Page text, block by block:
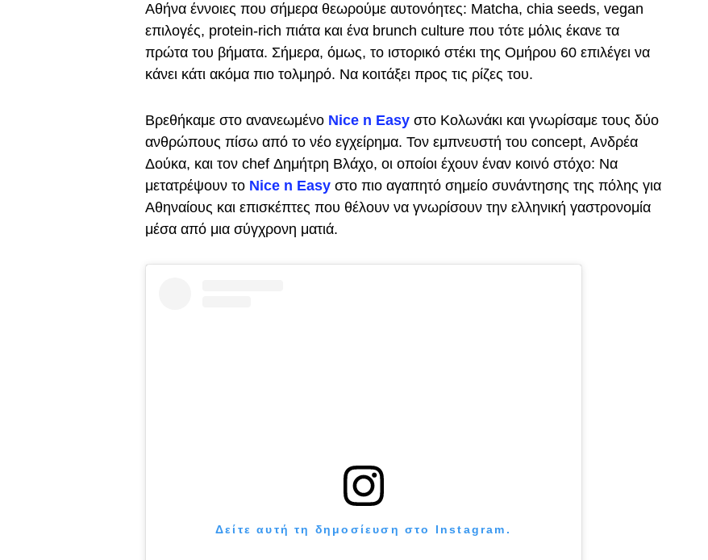
Αθήνα έννοιες που σήμερα θεωρούμε αυτονόητες: Μatcha, chia seeds, vegan
επιλογές, protein-rich πιάτα και ένα brunch culture που τότε μόλις έκανε τα
πρώτα του βήματα. Σήμερα, όμως, το ιστορικό στέκι της Ομήρου 60 επιλέγει να
κάνει κάτι ακόμα πιο τολμηρό. Να κοιτάξει προς τις ρίζες του.
Βρεθήκαμε στο ανανεωμένο Nice n Easyστο Κολωνάκι και γνωρίσαμε τους δύο
ανθρώπους πίσω από το νέο εγχείρημα. Τον εμπνευστή του concept, Ανδρέα
Δούκα, και τον chef Δημήτρη Βλάχο, οι οποίοι έχουν έναν κοινό στόχο: Να
μετατρέψουν το Nice n Easyστο πιο αγαπητό σημείο συνάντησης της πόλης για
Αθηναίους και επισκέπτες που θέλουν να γνωρίσουν την ελληνική γαστρονομία
μέσα από μια σύγχρονη ματιά.
Δείτε αυτή τη δημοσίευση στο Instagram.